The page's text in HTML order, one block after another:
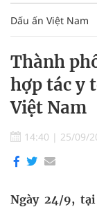
Dấu ấn Việt Nam
Thành
hợp tác y
Việt Nam
14:40 | 25/09/
Ngày 24/9,